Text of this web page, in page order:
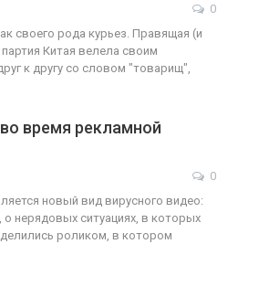
0
своего рода курьез. Правящая (и
Китая велела своим
к другу со словом "товарищ",
время рекламной
0
новый вид вирусного видео:
нерядовых ситуациях, в которых
роликом, в котором